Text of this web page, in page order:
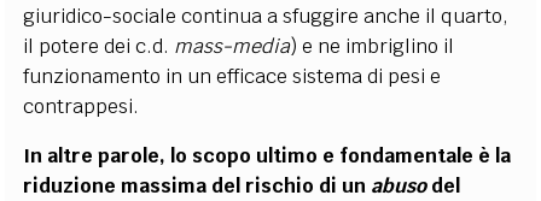
giuridico-sociale continua a sfuggire anche il quarto,
il potere dei c.d. mass-media) e ne imbriglino il
funzionamento in un efficace sistema di pesi e
contrappesi.
In altre parole, lo scopo ultimo e fondamentale è la
riduzione massima del rischio di un abusodel